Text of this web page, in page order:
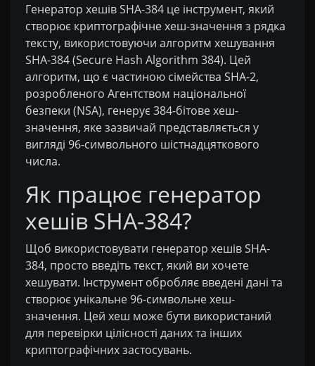
Генератор хешів SHA-384 це інструмент, який
створює криптографічне хеш-значення з рядка
тексту, використовуючи алгоритм хешування
SHA-384 (Secure Hash Algorithm 384). Цей
алгоритм, що є частиною сімейства SHA-2,
розробленого Агентством національної
безпеки (NSA), генерує 384-бітове хеш-
значення, яке зазвичай представляється у
вигляді 96-символьного шістнадцяткового
числа.
Як працює генератор
хешів SHA-384?
Щоб використовувати генератор хешів SHA-
384, просто введіть текст, який ви хочете
хешувати. Інструмент обробляє введені дані та
створює унікальне 96-символьне хеш-
значення. Цей хеш може бути використаний
для перевірки цілісності даних та інших
криптографічних застосувань.